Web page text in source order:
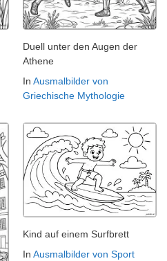
Duell unter den Augen der
Athene
In Ausmalbilder von
Griechische Mythologie
Kind auf einem Surfbrett
In Ausmalbilder von Sport